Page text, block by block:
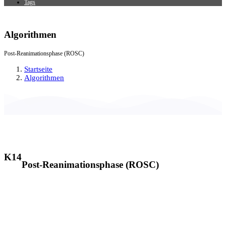
Tags
Algorithmen
Post-Reanimationsphase (ROSC)
Startseite
Algorithmen
K14
Post-Reanimationsphase (ROSC)